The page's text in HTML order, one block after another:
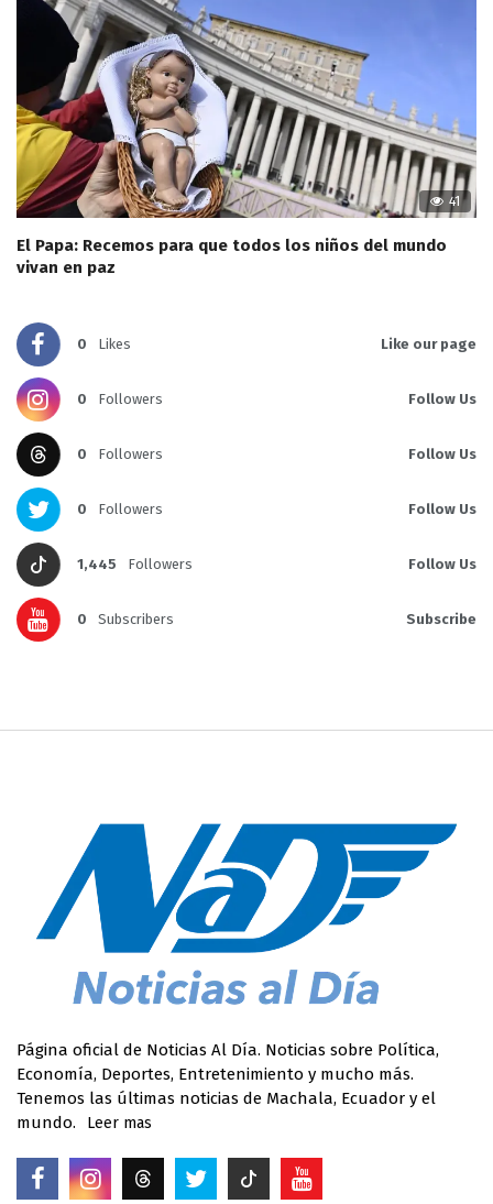
41
El Papa: Recemos para que todos los niños del mundo
vivan en paz
0 Likes Like our page
0 Followers Follow Us
0 Followers Follow Us
0 Followers Follow Us
1,445 Followers Follow Us
0 Subscribers Subscribe
Página oficial de Noticias Al Día. Noticias sobre Política,
Economía, Deportes, Entretenimiento y mucho más.
Tenemos las últimas noticias de Machala, Ecuador y el
mundo.
Leer mas